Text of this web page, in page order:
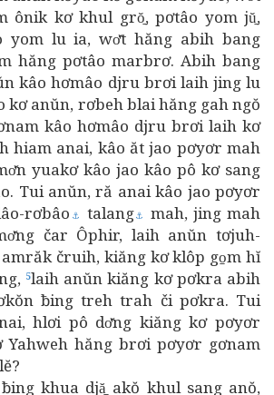
ônik kơ khul grŏ̱, pơtâo yom jŭ̱,
yom lu ia, wơ̆t hăng abih bang
hăng pơtâo marbrơ. Abih bang
kâo hơmâo djru brơi laih jing lu
kơ anŭn, rơbeh blai hăng gah ngŏ
kâo hơmâo djru brơi laih kơ
hiam anai, kâo ăt jao pơyơr mah
yuakơ kâo jao kâo pô kơ sang
Tui anŭn, ră anai kâo jao pơyơr
rơbâo ⚓ talang⚓
mah, jing mah
čar Ôphir, laih anŭn tơjuh-
amrăk čruih, kiăng kơ klôp go̱m hĭ
5laih anŭn kiăng kơ pơkra abih
ƀing treh trah či pơkra. Tui
hlơi pô dơ̆ng kiăng kơ pơyơr
hăng brơi pơyơr gơnam
khua djă̱ akŏ khul sang anŏ,